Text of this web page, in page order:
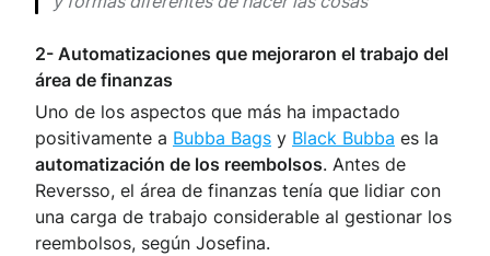
2- Automatizaciones que mejoraron el trabajo del
área de finanzas
Uno de los aspectos que más ha impactado
positivamente a Bubba Bags y Black Bubba es la
automatización de los reembolsos. Antes de
Reversso, el área de finanzas tenía que lidiar con
una carga de trabajo considerable al gestionar los
reembolsos, según Josefina.